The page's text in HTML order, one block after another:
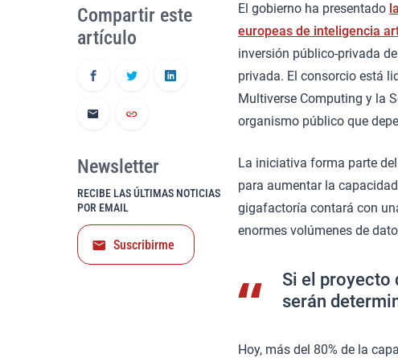
El gobierno ha presentado
europeas de inteligencia
inversión público-privada
privada. El consorcio está
Multiverse Computing y la
organismo público que
La iniciativa forma parte del
para aumentar la
gigafactoría contará con
enormes volúmenes de
Si el proyecto
serán
Hoy, más del 80% de la
Compartir este
artículo
Newsletter
RECIBE LAS ÚLTIMAS NOTICIAS
POR EMAIL
Suscribirme